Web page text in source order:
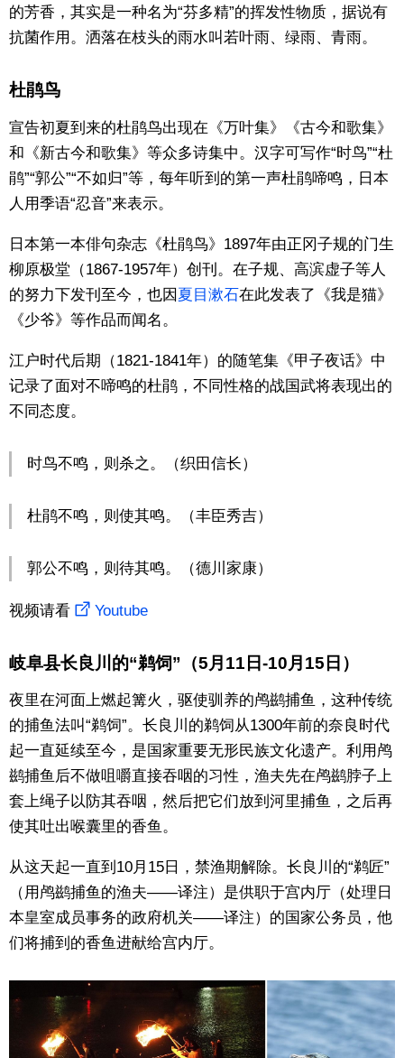
的芳香，其实是一种名为“芬多精”的挥发性物质，据说有
抗菌作用。洒落在枝头的雨水叫若叶雨、绿雨、青雨。
杜鹃鸟
宣告初夏到来的杜鹃鸟出现在《万叶集》《古今和歌集》
和《新古今和歌集》等众多诗集中。汉字可写作“时鸟”“杜
鹃”“郭公”“不如归”等，每年听到的第一声杜鹃啼鸣，日本
人用季语“忍音”来表示。
日本第一本俳句杂志《杜鹃鸟》1897年由正冈子规的门生
柳原极堂（1867-1957年）创刊。在子规、高滨虚子等人
的努力下发刊至今，也因 夏目漱石在此发表了《我是猫》
《少爷》等作品而闻名。
江户时代后期（1821-1841年）的随笔集《甲子夜话》中
记录了面对不啼鸣的杜鹃，不同性格的战国武将表现出的
不同态度。
时鸟不鸣，则杀之。（织田信长）
杜鹃不鸣，则使其鸣。（丰臣秀吉）
郭公不鸣，则待其鸣。（德川家康）
视频请看 Youtube
岐阜县长良川的“鹈饲”（5月11日-10月15日）
夜里在河面上燃起篝火，驱使驯养的鸬鹚捕鱼，这种传统
的捕鱼法叫“鹈饲”。长良川的鹈饲从1300年前的奈良时代
起一直延续至今，是国家重要无形民族文化遗产。利用鸬
鹚捕鱼后不做咀嚼直接吞咽的习性，渔夫先在鸬鹚脖子上
套上绳子以防其吞咽，然后把它们放到河里捕鱼，之后再
使其吐出喉囊里的香鱼。
从这天起一直到10月15日，禁渔期解除。长良川的“鹈匠”
（用鸬鹚捕鱼的渔夫——译注）是供职于宫内厅（处理日
本皇室成员事务的政府机关——译注）的国家公务员，他
们将捕到的香鱼进献给宫内厅。